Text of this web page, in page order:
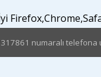
numaralı telefona